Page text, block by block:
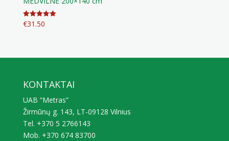
Įvertinimas:
5.00
€31.50
KONTAKTAI
UAB “Metras”
Žirmūnų g. 143, LT-09128 Vilnius
Tel. +370 5 2766143
Mob. +370 674 83700